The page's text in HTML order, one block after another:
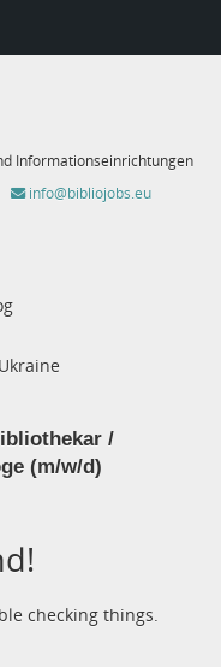
Informationseinrichtungen
info@bibliojobs.eu
/
(m/w/d)
checking things.